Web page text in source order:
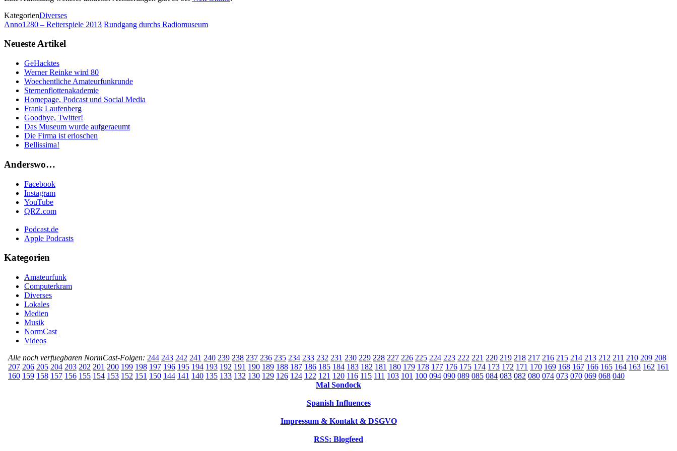
KategorienDiverses
Anno1280 – Reiterspiele 2013 Rundgang durchs Radiomuseum
Neueste Artikel
GeHacktes
Werner Reinke wird 80
Woechentliche Amateurfunkrunde
Sternenflottenakademie
Homepage, Podcast und Social Media
Frank Laufenberg
Goodbye, Twitter!
Das Museum wurde aufgeraeumt
Die Firma ist erloschen
Bellissima!
Anderswo…
Facebook
Instagram
YouTube
QRZ.com
Podcast.de
Apple Podcasts
Kategorien
Amateurfunk
Computerkram
Diverses
Lokales
Medien
Musik
NormCast
Videos
Alle noch verfuegbaren NormCast-Folgen: 244 243 242 241 240 239 238 237 236 235 234 233 232 231 230 229 228 227 226 225 224 223 222 221 220 219 218 217 216 215 214 213 212 211 210 209 208
207 206 205 204 203 202 201 200 199 198 197 196 195 194 193 192 191 190 189 188 187 186 185 184 183 182 181 180 179 178 177 176 175 174 173 172 171 170 169 168 167 166 165 164 163 162 161
160 159 158 157 156 155 154 153 152 151 150 144 141 140 135 133 132 130 129 126 124 122 121 120 116 115 111 103 101 100 094 090 089 085 084 083 082 080 074 073 070 069 068 040
Mal Sondock
Spanish Influences
Impressum & Kontakt & DSGVO
RSS: Blogfeed